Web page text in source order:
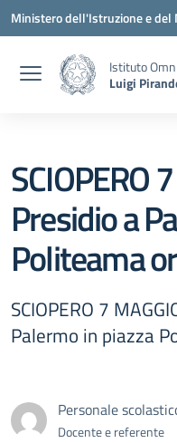
Vai ai contenuti
Vai al menu di navigazione
Vai al footer
Ministero dell'Istruzione e del
Istituto
Luigi
SCIOPERO
Presidio a
Politeama
SCIOPERO 7
Palermo in piazza
Personale
Docente e referente